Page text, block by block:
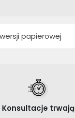
papierowej
Konsultacje trwają